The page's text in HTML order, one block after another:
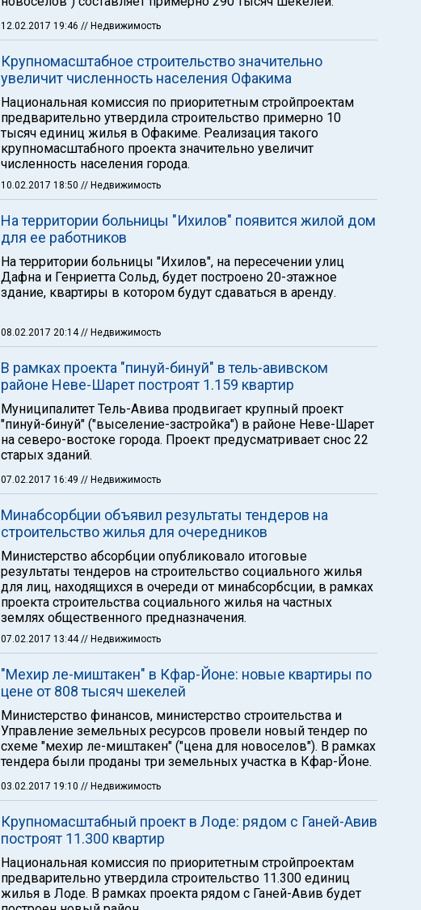
12.02.2017 19:46 // Недвижимость
Крупномасштабное строительство значительно
увеличит численность населения Офакима
Национальная комиссия по приоритетным стройпроектам
предварительно утвердила строительство примерно 10
тысяч единиц жилья в Офакиме. Реализация такого
крупномасштабного проекта значительно увеличит
численность населения города.
10.02.2017 18:50 // Недвижимость
На территории больницы "Ихилов" появится жилой дом
для ее работников
На территории больницы "Ихилов", на пересечении улиц
Дафна и Генриетта Сольд, будет построено 20-этажное
здание, квартиры в котором будут сдаваться в аренду.
08.02.2017 20:14// Недвижимость
В рамках проекта "пинуй-бинуй" в тель-авивском
районе Неве-Шарет построят 1.159 квартир
Муниципалитет Тель-Авива продвигает крупный проект
"пинуй-бинуй" ("выселение-застройка") в районе Неве-Шарет
на северо-востоке города. Проект предусматривает снос 22
старых зданий.
07.02.2017 16:49 // Недвижимость
Минабсорбции объявил результаты тендеров на
строительство жилья для очередников
Министерство абсорбции опубликовало итоговые
результаты тендеров на строительство социального жилья
для лиц, находящихся в очереди от минабсорбсции, в рамках
проекта строительства социального жилья на частных
землях общественного предназначения.
07.02.2017 13:44// Недвижимость
"Мехир ле-миштакен" в Кфар-Йоне: новые квартиры по
цене от 808 тысяч шекелей
Министерство финансов, министерство строительства и
Управление земельных ресурсов провели новый тендер по
схеме "мехир ле-миштакен" ("цена для новоселов"). В рамках
тендера были проданы три земельных участка в Кфар-Йоне.
03.02.2017 19:10 // Недвижимость
Крупномасштабный проект в Лоде: рядом с Ганей-Авив
построят 11.300 квартир
Национальная комиссия по приоритетным стройпроектам
предварительно утвердила строительство 11.300 единиц
жилья в Лоде. В рамках проекта рядом с Ганей-Авив будет